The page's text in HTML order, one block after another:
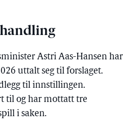
Astri Aas-Hansen har
uttalt seg til forslaget.
til innstillingen.
til og har mottatt tre
i saken.